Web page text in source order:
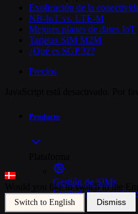
Explicación de la
NB-IoT vs. LTE-M
Mejores planes de datos IoT
Tarjetas SIM M2M
¿Qué es SGP.32?
Precios
Producto
Gestión de SIMs
Control de
Would you like to switch to the
Switch to English Dismiss